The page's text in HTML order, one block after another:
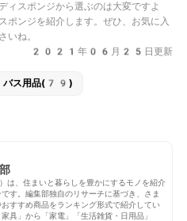
ィスポンジから選ぶのは大変ですよ
ポンジを紹介します。ぜひ、お気に入
いね。
2021年06月25日更新
バス用品(79)
は、住まいと暮らしを豊かにするモノを紹介
す。編集部独自のリサーチに基づき、さま
すすめ商品をランキング形式で紹介してい
具」から「家電」「生活雑貨・日用品」